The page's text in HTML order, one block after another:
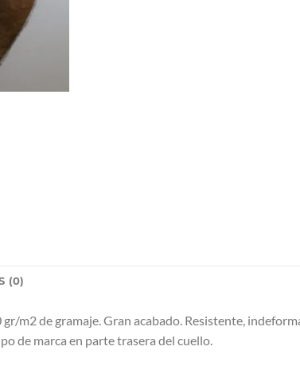
(0)
m2 de gramaje. Gran acabado. Resistente,
de marca en parte trasera del cuello.